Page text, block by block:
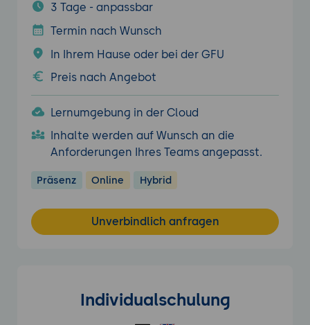
3 Tage - anpassbar
Termin nach Wunsch
In Ihrem Hause oder bei der GFU
Preis nach Angebot
Lernumgebung in der Cloud
Inhalte werden auf Wunsch an die
Anforderungen Ihres Teams angepasst.
Präsenz Online Hybrid
Unverbindlich anfragen
Individualschulung